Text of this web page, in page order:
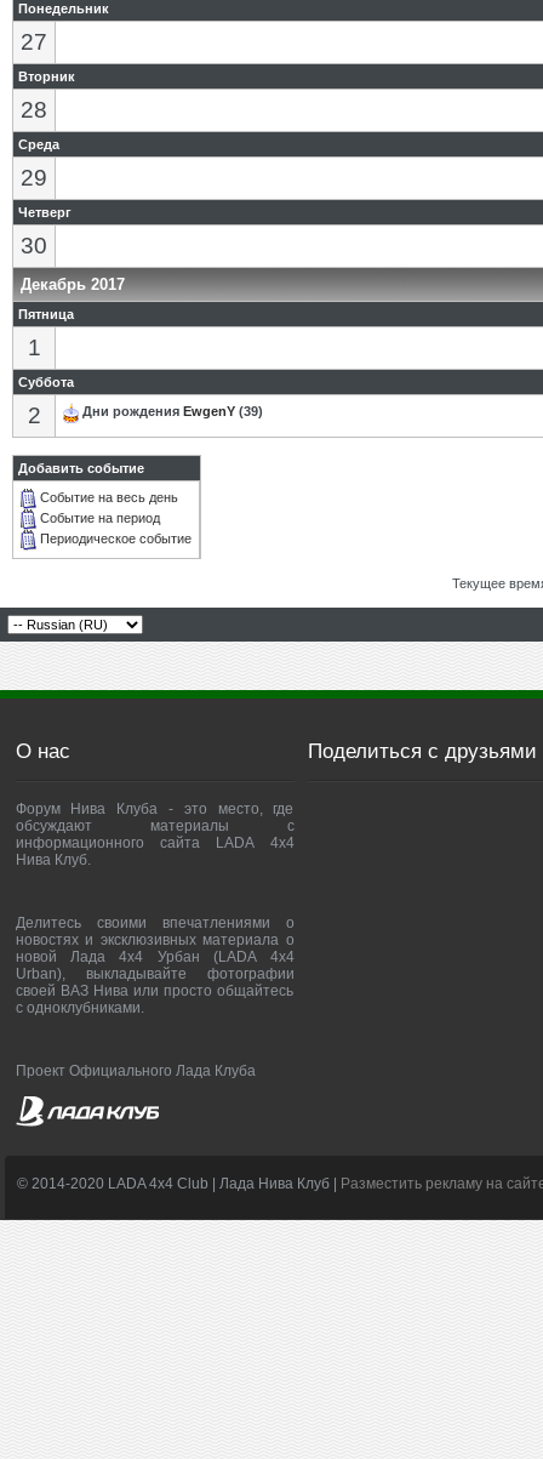
Понедельник
27
Вторник
28
Среда
29
Четверг
30
Декабрь 2017
Пятница
1
Суббота
2 Дни рождения EwgenY (39)
Добавить событие
Событие на весь день
Событие на период
Периодическое событие
Текущее
О нас
Форум Нива Клуба - это место, где
обсуждают материалы с
информационного сайта LADA 4x4
Нива Клуб.
Делитесь своими впечатлениями о
новостях и эксклюзивных материала о
новой Лада 4х4 Урбан (LADA 4x4
Urban), выкладывайте фотографии
своей ВАЗ Нива или просто общайтесь
с одноклубниками.
Проект Официального Лада Клуба
Поделиться с друзьями
© 2014-2020 LADA 4x4 Club | Лада Нива Клуб | Разместить рекламу на